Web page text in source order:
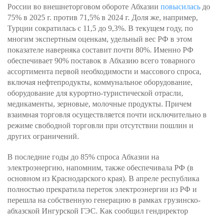
России во внешнеторговом обороте Абхазии повысилась до
75% в 2025 г. против 71,5% в 2024 г. Доля же, например,
Турции сократилась с 11,5 до 9,3%. В текущем году, по
многим экспертным оценкам, удельный вес РФ в этом
показателе наверняка составит почти 80%. Именно РФ
обеспечивает 90% поставок в Абхазию всего товарного
ассортимента первой необходимости и массового спроса,
включая нефтепродукты, коммунальное оборудование,
оборудование для курортно-туристической отрасли,
медикаменты, зерновые, молочные продукты. Причем
взаимная торговля осуществляется почти исключительно в
режиме свободной торговли при отсутствии пошлин и
других ограничений.
В последние годы до 85% спроса Абхазии на
электроэнергию, напомним, также обеспечивала РФ (в
основном из Краснодарского края). В апреле республика
полностью прекратила переток электроэнергии из РФ и
перешла на собственную генерацию в рамках грузинско-
абхазской Ингурской ГЭС. Как сообщил гендиректор